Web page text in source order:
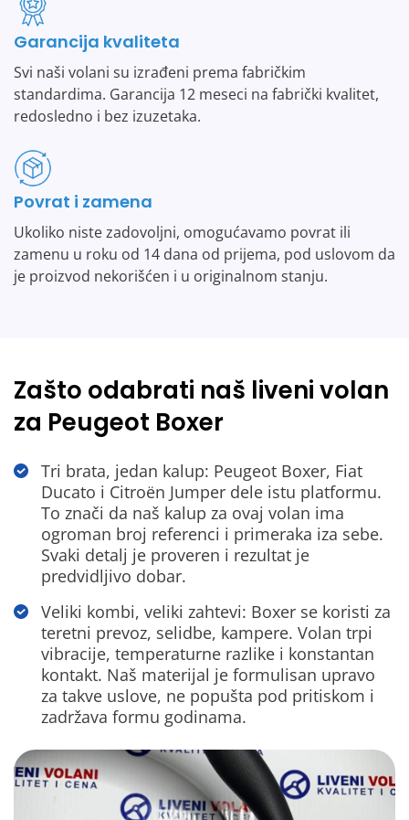
Garancija kvaliteta
Svi naši volani su izrađeni prema fabričkim
standardima. Garancija 12 meseci na fabrički kvalitet,
redosledno i bez izuzetaka.
Povrat i zamena
Ukoliko niste zadovoljni, omogućavamo povrat ili
zamenu u roku od 14 dana od prijema, pod uslovom da
je proizvod nekorišćen i u originalnom stanju.
Zašto odabrati naš liveni volan
za Peugeot Boxer
Tri brata, jedan kalup: Peugeot Boxer, Fiat
Ducato i Citroën Jumper dele istu platformu.
To znači da naš kalup za ovaj volan ima
ogroman broj referenci i primeraka iza sebe.
Svaki detalj je proveren i rezultat je
predvidljivo dobar.
Veliki kombi, veliki zahtevi: Boxer se koristi za
teretni prevoz, selidbe, kampere. Volan trpi
vibracije, temperaturne razlike i konstantan
kontakt. Naš materijal je formulisan upravo
za takve uslove, ne popušta pod pritiskom i
zadržava formu godinama.